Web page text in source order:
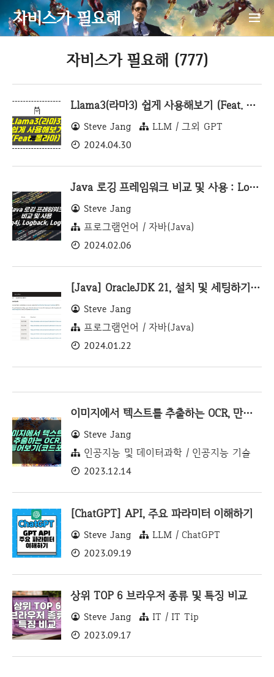
자비스가 필요해
자비스가 필요해 (777)
Llama3(라마3) 쉽게 사용해보기 (Feat. 올라마)
Steve Jang LLM / 그외 GPT
2024.04.30
Java 로깅 프레임워크 비교 및 사용 : Log4j, Logback, Log4j2
Steve Jang
프로그램언어 / 자바(Java)
2024.02.06
[Java] OracleJDK 21, 설치 및 세팅하기 (OpenJDK 비교 및 라이센스)
Steve Jang
프로그램언어 / 자바(Java)
2024.01.22
이미지에서 텍스트를 추출하는 OCR, 만들어보기
Steve Jang
인공지능 및 데이터과학 / 인공지능 기술
2023.12.14
[ChatGPT] API, 주요 파라미터 이해하기
Steve Jang LLM / ChatGPT
2023.09.19
상위 TOP 6 브라우저 종류 및 특징 비교
Steve Jang IT / IT Tip
2023.09.17